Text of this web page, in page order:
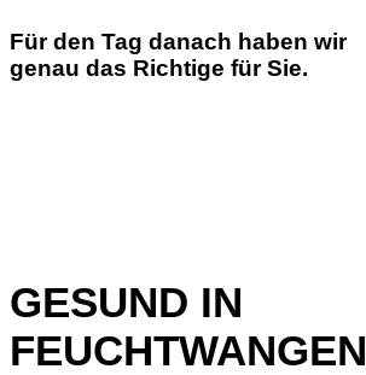
Für den Tag danach haben wir
genau das Richtige für Sie.
GESUND IN
FEUCHTWANGEN